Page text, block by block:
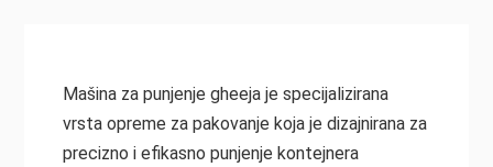
Mašina za punjenje gheeja je specijalizirana
vrsta opreme za pakovanje koja je dizajnirana za
precizno i efikasno punjenje kontejnera